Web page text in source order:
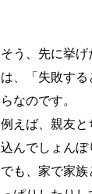
そう、先に挙
は、「失敗す
らなのです。
例えば、親友と
込んでしょんぼ
でも、家で家